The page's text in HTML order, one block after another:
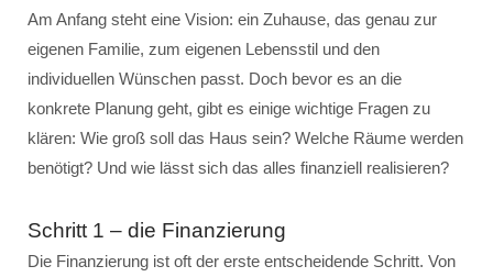
Am Anfang steht eine Vision: ein Zuhause, das genau zur
eigenen Familie, zum eigenen Lebensstil und den
individuellen Wünschen passt. Doch bevor es an die
konkrete Planung geht, gibt es einige wichtige Fragen zu
klären: Wie groß soll das Haus sein? Welche Räume werden
benötigt? Und wie lässt sich das alles finanziell realisieren?
Schritt 1 – die Finanzierung
Die Finanzierung ist oft der erste entscheidende Schritt. Von